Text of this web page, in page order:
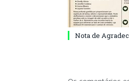
Nota de